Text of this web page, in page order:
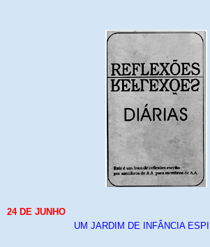
24 DE JUNHO
UM JARDIM DE INFÂNCIA